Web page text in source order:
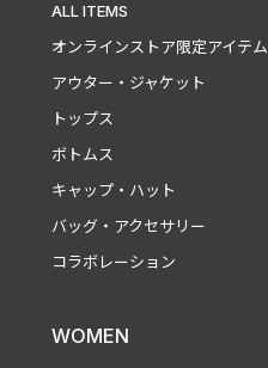
ALL ITEMS
オンラインストア限定アイテム
アウター・ジャケット
トップス
ボトムス
キャップ・ハット
バッグ・アクセサリー
コラボレーション
WOMEN